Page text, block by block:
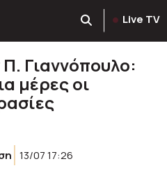
Live TV
Γιαννόπουλο:
μέρες οι
13/07 17:26